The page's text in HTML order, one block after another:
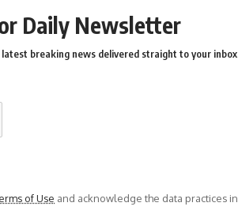
Daily Newsletter
latest breaking news delivered straight to your
of Use and acknowledge the data practices